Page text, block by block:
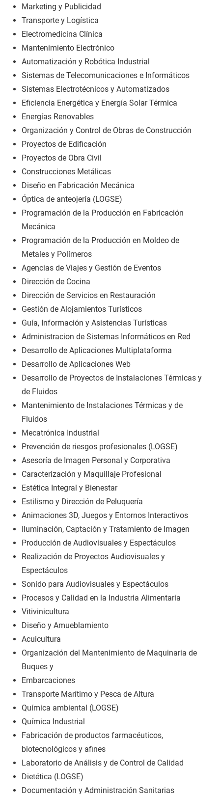
Marketing y Publicidad
Transporte y Logística
Electromedicina Clínica
Mantenimiento Electrónico
Automatización y Robótica Industrial
Sistemas de Telecomunicaciones e Informáticos
Sistemas Electrotécnicos y Automatizados
Eficiencia Energética y Energía Solar Térmica
Energías Renovables
Organización y Control de Obras de Construcción
Proyectos de Edificación
Proyectos de Obra Civil
Construcciones Metálicas
Diseño en Fabricación Mecánica
Óptica de anteojería (LOGSE)
Programación de la Producción en Fabricación
Mecánica
Programación de la Producción en Moldeo de
Metales y Polímeros
Agencias de Viajes y Gestión de Eventos
Dirección de Cocina
Dirección de Servicios en Restauración
Gestión de Alojamientos Turísticos
Guía, Información y Asistencias Turísticas
Administracion de Sistemas Informáticos en Red
Desarrollo de Aplicaciones Multiplataforma
Desarrollo de Aplicaciones Web
Desarrollo de Proyectos de Instalaciones Térmicas y
de Fluidos
Mantenimiento de Instalaciones Térmicas y de
Fluidos
Mecatrónica Industrial
Prevención de riesgos profesionales (LOGSE)
Asesoría de Imagen Personal y Corporativa
Caracterización y Maquillaje Profesional
Estética Integral y Bienestar
Estilismo y Dirección de Peluquería
Animaciones 3D, Juegos y Entornos Interactivos
Iluminación, Captación y Tratamiento de Imagen
Producción de Audiovisuales y Espectáculos
Realización de Proyectos Audiovisuales y
Espectáculos
Sonido para Audiovisuales y Espectáculos
Procesos y Calidad en la Industria Alimentaria
Vitivinicultura
Diseño y Amueblamiento
Acuicultura
Organización del Mantenimiento de Maquinaria de
Buques y
Embarcaciones
Transporte Marítimo y Pesca de Altura
Química ambiental (LOGSE)
Química Industrial
Fabricación de productos farmacéuticos,
biotecnológicos y afines
Laboratorio de Análisis y de Control de Calidad
Dietética (LOGSE)
Documentación y Administración Sanitarias